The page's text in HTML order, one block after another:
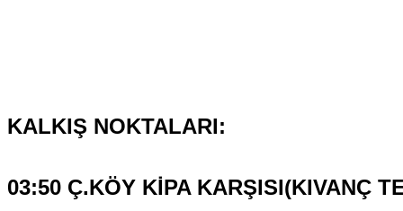
KALKIŞ NOKTALARI:
03:50 Ç.KÖY KİPA KARŞISI(KIVANÇ